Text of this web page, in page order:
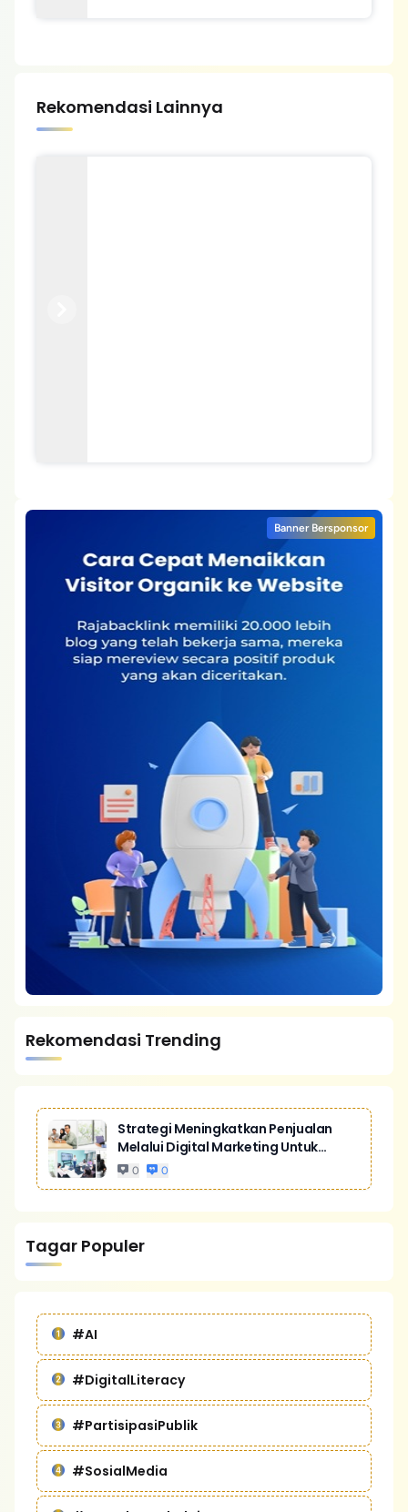
Rekomendasi Lainnya
Banner Bersponsor
Rekomendasi Trending
Strategi Meningkatkan Penjualan
Melalui Digital Marketing Untuk
Bisnis Yang Lebih Kompetitif
0 0
Tagar Populer
#AI
#DigitalLiteracy
#PartisipasiPublik
#SosialMedia